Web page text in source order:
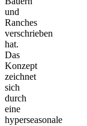
und
Ranches
verschrieben
hat.
Das
Konzept
zeichnet
sich
durch
eine
hyperseasonale